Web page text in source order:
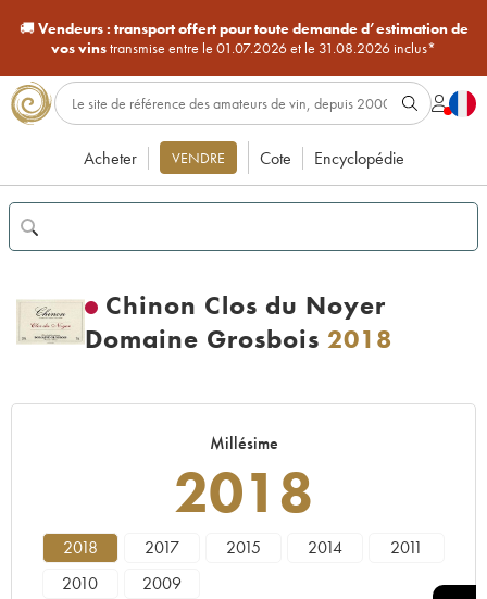
🚚Vendeurs : transport offert pour toute demande d’estimation de
vos vinstransmise entre le 01.07.2026 et le 31.08.2026 inclus*
Acheter VENDRE Cote Encyclopédie
Chinon Clos du Noyer
Domaine Grosbois 2018
Millésime
2018
2018 2017 2015 2014
2011
2010
2009